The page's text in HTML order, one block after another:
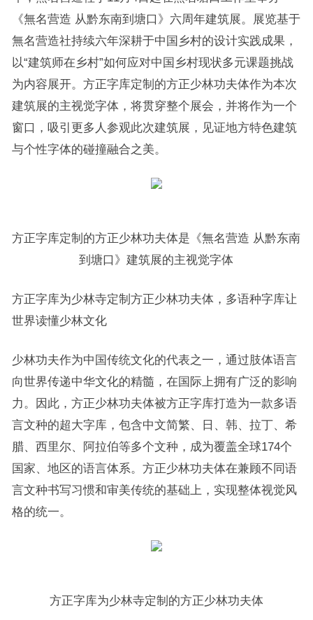
《無名营造 从黔东南到塘口》六周年建筑展。展览基于
無名营造社持续六年深耕于中国乡村的设计实践成果，
以“建筑师在乡村”如何应对中国乡村现状多元课题挑战
为内容展开。方正字库定制的方正少林功夫体作为本次
建筑展的主视觉字体，将贯穿整个展会，并将作为一个
窗口，吸引更多人参观此次建筑展，见证地方特色建筑
与个性字体的碰撞融合之美。
方正字库定制的方正少林功夫体是《無名营造 从黔东南
到塘口》建筑展的主视觉字体
方正字库为少林寺定制方正少林功夫体，多语种字库让
世界读懂少林文化
少林功夫作为中国传统文化的代表之一，通过肢体语言
向世界传递中华文化的精髓，在国际上拥有广泛的影响
力。因此，方正少林功夫体被方正字库打造为一款多语
言文种的超大字库，包含中文简繁、日、韩、拉丁、希
腊、西里尔、阿拉伯等多个文种，成为覆盖全球174个
国家、地区的语言体系。方正少林功夫体在兼顾不同语
言文种书写习惯和审美传统的基础上，实现整体视觉风
格的统一。
方正字库为少林寺定制的方正少林功夫体